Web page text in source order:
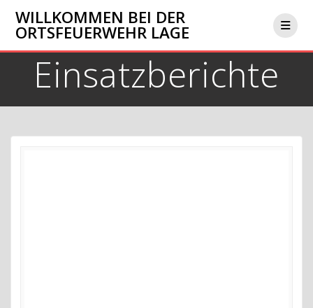
Inhalt
springen
WILLKOMMEN BEI DER
ORTSFEUERWEHR LAGE
Einsatzberichte